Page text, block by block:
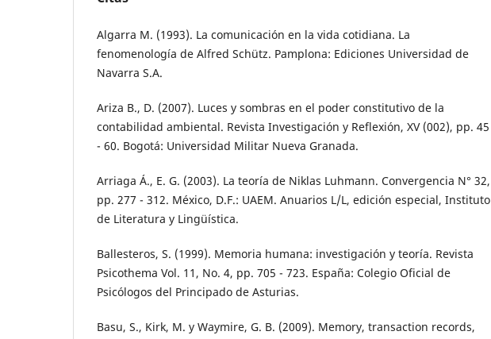
Algarra M. (1993). La comunicación en la vida cotidiana. La
fenomenología de Alfred Schütz. Pamplona: Ediciones Universidad de
Navarra S.A.
Ariza B., D. (2007). Luces y sombras en el poder constitutivo de la
contabilidad ambiental. Revista Investigación y Reflexión, XV (002), pp. 45
- 60. Bogotá: Universidad Militar Nueva Granada.
Arriaga Á., E. G. (2003). La teoría de Niklas Luhmann. Convergencia N° 32,
pp. 277 - 312. México, D.F.: UAEM. Anuarios L/L, edición especial, Instituto
de Literatura y Lingüística.
Ballesteros, S. (1999). Memoria humana: investigación y teoría. Revista
Psicothema Vol. 11, No. 4, pp. 705 - 723. España: Colegio Oficial de
Psicólogos del Principado de Asturias.
Basu, S., Kirk, M. y Waymire, G. B. (2009). Memory, transaction records,